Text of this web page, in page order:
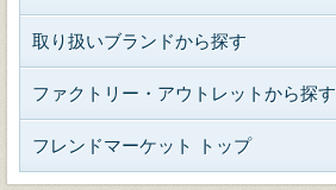
取り扱いブランドから探す
ファクトリー・アウトレットから探す
フレンドマーケット トップ